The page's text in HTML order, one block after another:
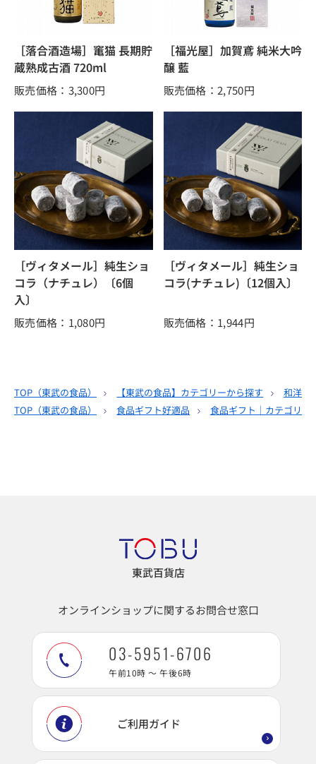
［落合酒造場］竃猫 長期貯
蔵熟成古酒 720ml
販売価格：3,300円
［福光屋］加賀鳶 純米大吟
醸 藍
販売価格：2,750円
［ヴィタメール］純生ショ
コラ（ナチュレ）〔6個
入〕
販売価格：1,080円
［ヴィタメール］純生ショ
コラ(ナチュレ)〔12個入〕
販売価格：1,944円
TOP（東武の食品） 【東武の食品】カテゴリーから探す
和洋酒
TOP（東武の食品） 食品ギフト好適品 食品ギフト｜カテゴリー
東武百貨店
オンラインショップに関するお問合せ窓口
03-5951-6706
午前10時 ～ 午後6時
ご利用ガイド